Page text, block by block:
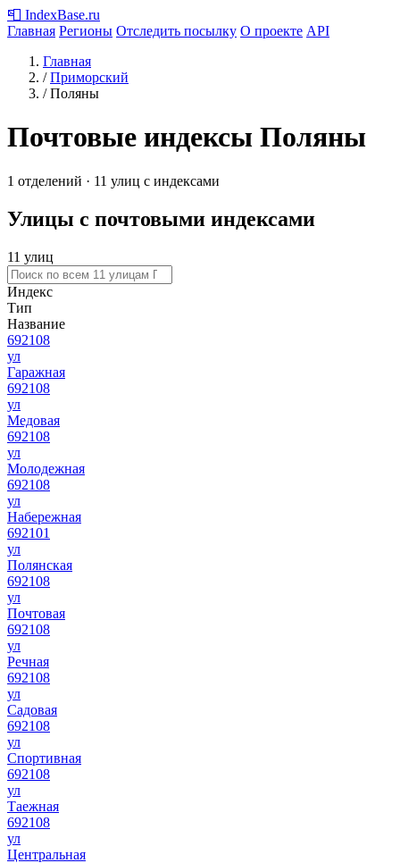
📮 IndexBase.ru
Главная Регионы Отследить посылку О проекте API
Главная
/ Приморский
/ Поляны
Почтовые индексы Поляны
1 отделений · 11 улиц с индексами
Улицы с почтовыми индексами
11 улиц
Индекс
Тип
Название
692108
ул
Гаражная
692108
ул
Медовая
692108
ул
Молодежная
692108
ул
Набережная
692101
ул
Полянская
692108
ул
Почтовая
692108
ул
Речная
692108
ул
Садовая
692108
ул
Спортивная
692108
ул
Таежная
692108
ул
Центральная